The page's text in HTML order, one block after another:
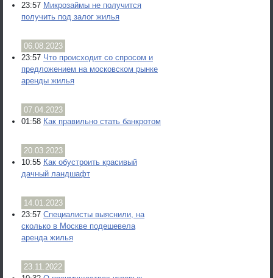
23:57 Микрозаймы не получится
получить под залог жилья
06.08.2023
23:57 Что происходит со спросом и
предложением на московском рынке
аренды жилья
07.04.2023
01:58 Как правильно стать банкротом
20.03.2023
10:55 Как обустроить красивый
дачный ландшафт
14.01.2023
23:57 Специалисты выяснили, на
сколько в Москве подешевела
аренда жилья
23.11.2022